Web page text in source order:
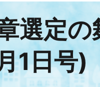
選定
1日号)